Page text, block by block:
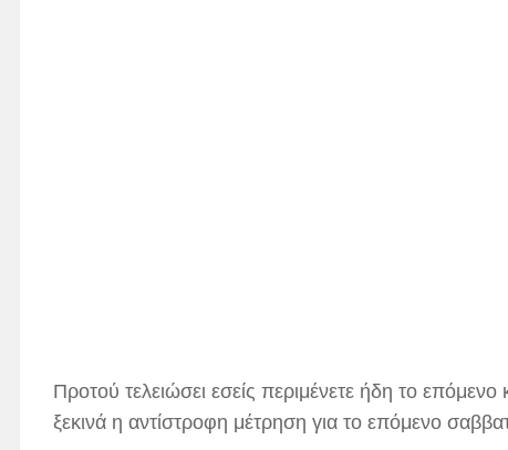
Προτού τελειώσει εσείς περιμένετε ήδη το
ξεκινά η αντίστροφη μέτρηση για το επόμενο